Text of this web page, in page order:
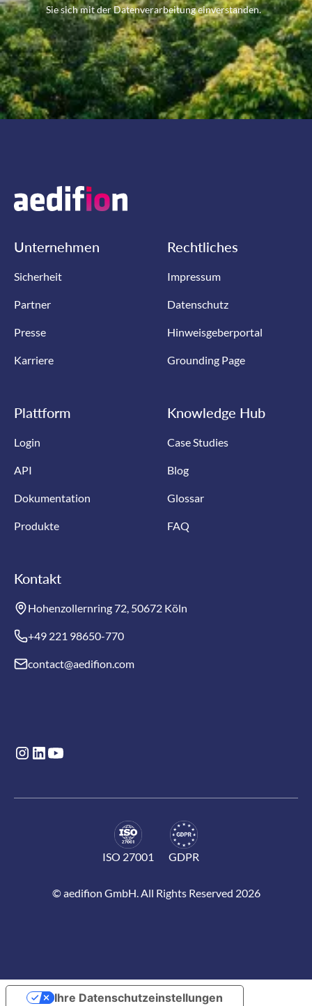
Sie sich mit der Datenverarbeitung einverstanden.
Unternehmen
Sicherheit
Partner
Presse
Karriere
Rechtliches
Impressum
Datenschutz
Hinweisgeberportal
Grounding Page
Plattform
Login
API
Dokumentation
Produkte
Knowledge Hub
Case Studies
Blog
Glossar
FAQ
Kontakt
Hohenzollernring 72, 50672 Köln
+49 221 98650-770
contact@aedifion.com
© aedifion GmbH. All Rights Reserved 2026
ISO 27001 GDPR
Ihre Datenschutzeinstellungen